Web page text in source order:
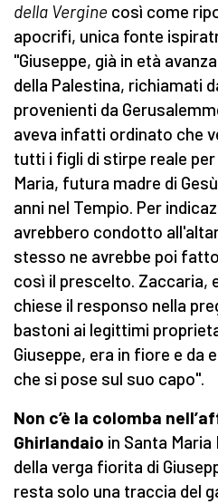
della Vergine così come
apocrifi, unica fonte
"Giuseppe, già in età
della Palestina, richiamati
provenienti da
aveva infatti ordinato che
tutti i figli di stirpe reale
Maria, futura madre di
anni nel Tempio. Per
avrebbero condotto
stesso ne avrebbe poi
così il prescelto. Zaccaria,
chiese il responso nella
bastoni ai legittimi
Giuseppe, era in fiore e da
che si pose sul suo capo".
Non c’è la colomba
Ghirlandaio in Santa Maria
della verga fiorita di
resta solo una traccia del